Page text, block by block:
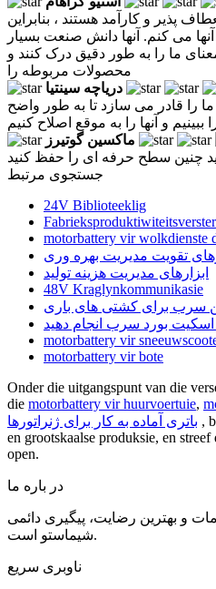
پذیر و کارآمد هستند ، بنابراین
می کنم. آنها دانش صنعت بسیار
ما را به طور دقیق درک کنند و
محصولات مربوطه را
دریاچه سینتیا
را قادر می سازد تا به طور واضح
ماکسین گوتیرز
جستجوی مرتبط
24V Biblioteeklig
motorbattery vir wolkdienste
تقویت مدیریت بهره وری
ابزارهای مدیریت هزینه تولید
48V Kraglynkommunikasie
سرب برای کشتی های باری
اسکیت بورد سرب انجام دهید
motorbattery vir
motorbattery vir bote
Onder die uitgangspunt van die
die motorbattery vir huurvoertuie,
باتری آماده به کار برای ژنراتورها ,
en grootskaalse produksie, en
open.
در باره ما
و بهترین رضایت، پیگیری دائمی
شیماستو است.
ناوبری سریع